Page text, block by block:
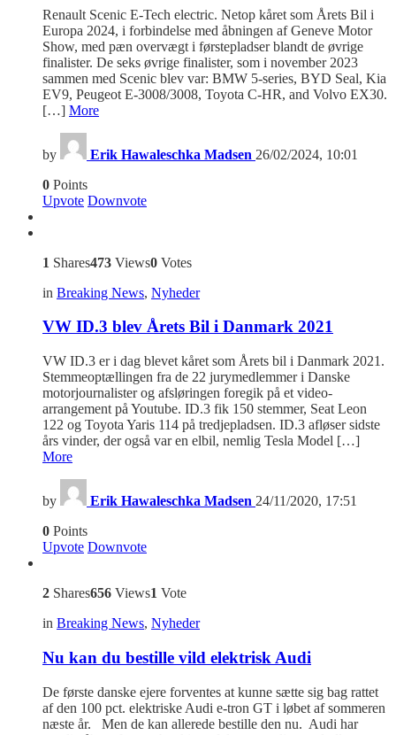
Renault Scenic E-Tech electric. Netop kåret som Årets Bil i
Europa 2024, i forbindelse med åbningen af Geneve Motor
Show, med pæn overvægt i førstepladser blandt de øvrige
finalister. De seks øvrige finalister, som i november 2023
sammen med Scenic blev var: BMW 5-series, BYD Seal, Kia
EV9, Peugeot E-3008/3008, Toyota C-HR, and Volvo EX30.
[…] More
by Erik Hawaleschka Madsen 26/02/2024, 10:01
0 Points
Upvote Downvote
1 Shares473 Views0 Votes
in Breaking News, Nyheder
VW ID.3 blev Årets Bil i Danmark 2021
VW ID.3 er i dag blevet kåret som Årets bil i Danmark 2021.
Stemmeoptællingen fra de 22 jurymedlemmer i Danske
motorjournalister og afsløringen foregik på et video-
arrangement på Youtube. ID.3 fik 150 stemmer, Seat Leon
122 og Toyota Yaris 114 på tredjepladsen. ID.3 afløser sidste
års vinder, der også var en elbil, nemlig Tesla Model […]
More
by Erik Hawaleschka Madsen 24/11/2020, 17:51
0 Points
Upvote Downvote
2 Shares656 Views1 Vote
in Breaking News, Nyheder
Nu kan du bestille vild elektrisk Audi
De første danske ejere forventes at kunne sætte sig bag rattet
af den 100 pct. elektriske Audi e-tron GT i løbet af sommeren
næste år. Men de kan allerede bestille den nu. Audi har